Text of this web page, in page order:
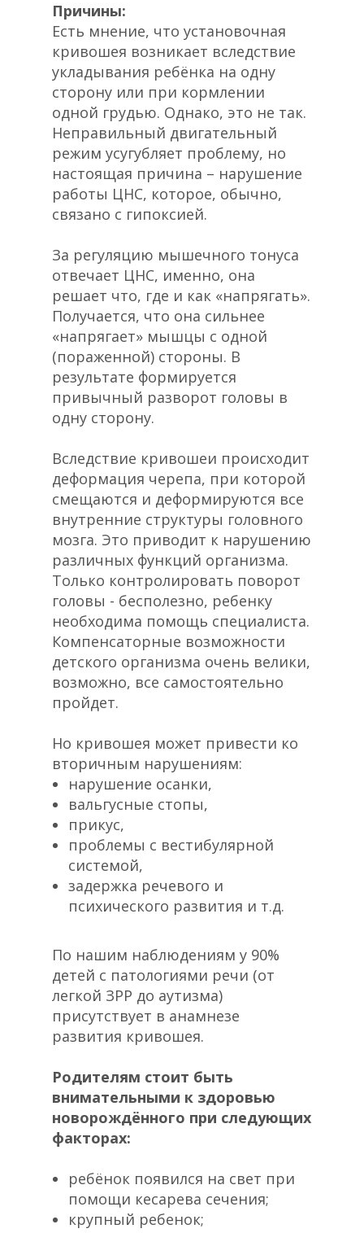
Причины:
Есть мнение, что установочная
кривошея возникает вследствие
укладывания ребёнка на одну
сторону или при кормлении
одной грудью. Однако, это не так.
Неправильный двигательный
режим усугубляет проблему, но
настоящая причина – нарушение
работы ЦНС, которое, обычно,
связано с гипоксией.
За регуляцию мышечного тонуса
отвечает ЦНС, именно, она
решает что, где и как «напрягать».
Получается, что она сильнее
«напрягает» мышцы с одной
(пораженной) стороны. В
результате формируется
привычный разворот головы в
одну сторону.
Вследствие кривошеи происходит
деформация черепа, при которой
смещаются и деформируются все
внутренние структуры головного
мозга. Это приводит к нарушению
различных функций организма.
Только контролировать поворот
головы - бесполезно, ребенку
необходима помощь специалиста.
Компенсаторные возможности
детского организма очень велики,
возможно, все самостоятельно
пройдет.
Но кривошея может привести ко
вторичным нарушениям:
нарушение осанки,
вальгусные стопы,
прикус,
проблемы с вестибулярной
системой,
задержка речевого и
психического развития и т.д.
По нашим наблюдениям у 90%
детей с патологиями речи (от
легкой ЗРР до аутизма)
присутствует в анамнезе
развития кривошея.
Родителям стоит быть
внимательными к здоровью
новорождённого при следующих
факторах:
ребёнок появился на свет при
помощи кесарева сечения;
крупный ребенок;